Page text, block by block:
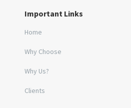
Important Links
Home
Why Choose
Why Us?
Clients